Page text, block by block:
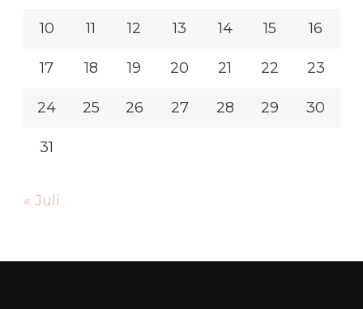
10 11 12 13 14 15 16
17 18 19 20 21 22 23
24 25 26 27 28 29 30
31
« Juli